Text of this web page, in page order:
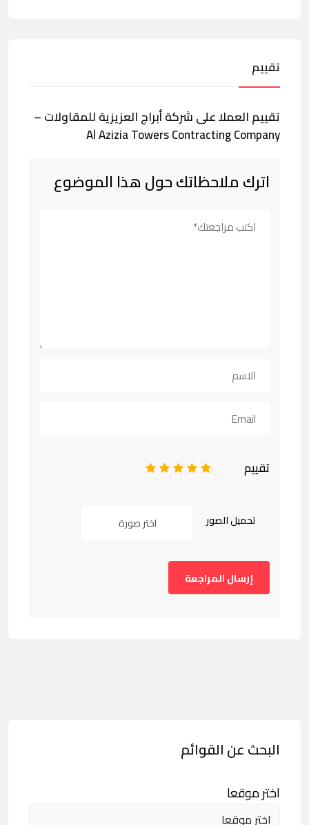
تقييم
تقييم العملا على شركة أبراج العزيزية للمقاولات –
Al Azizia Towers Contracting Company
اترك ملاحظاتك حول هذا الموضوع
تقييم 5
4
3
2
تحميل الصور اختر صورة
البحث عن القوائم
اختر موقعا